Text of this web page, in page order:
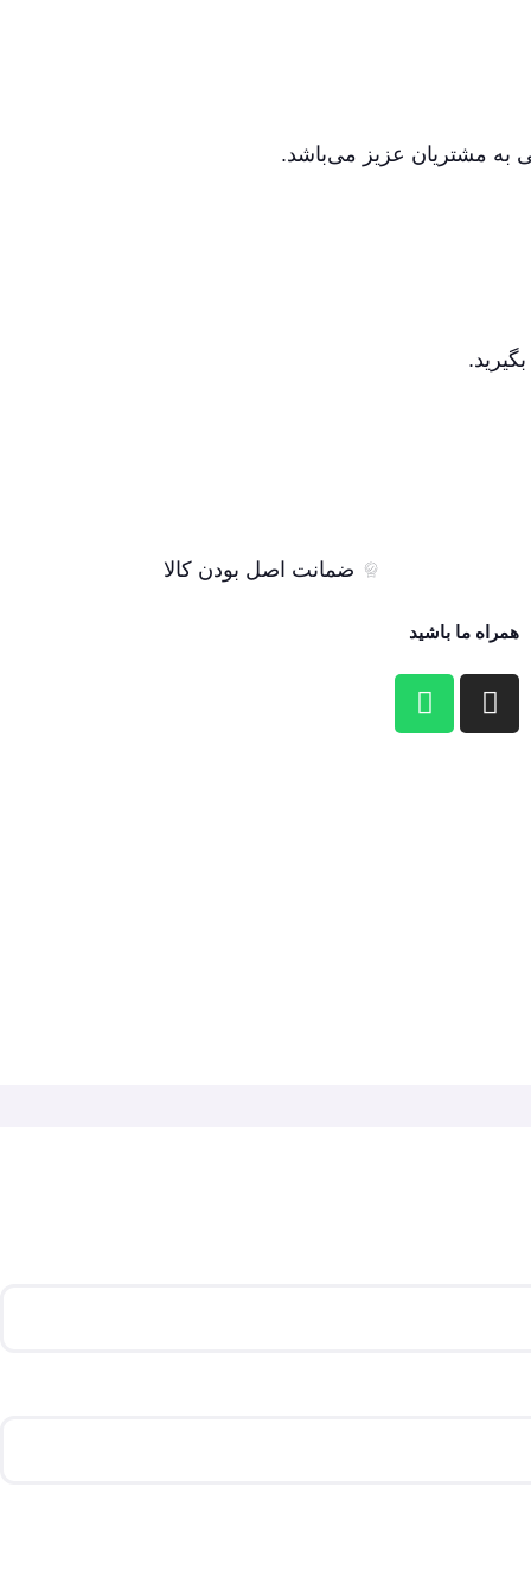
به مشتریان عزیز می‌باشد.
ضمانت اصل بودن کالا
همراه ما باشید